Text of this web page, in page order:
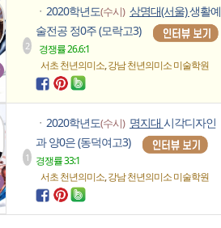
2
ㆍ 2020학년도(수시) 상명대(서울)생활예
술전공 정0주 (모락고3)
경쟁률 26.6:1
서초 천년의미소,강남 천년의미소미술학원
1
ㆍ 2020학년도(수시) 명지대 시각디자인
과 양0은 (동덕여고3)
경쟁률 33:1
서초 천년의미소,강남 천년의미소미술학원